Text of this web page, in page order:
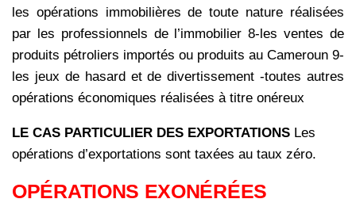
les opérations immobilières de toute nature réalisées
par les professionnels de l’immobilier 8-les ventes de
produits pétroliers importés ou produits au Cameroun 9-
les jeux de hasard et de divertissement -toutes autres
opérations économiques réalisées à titre onéreux
LE CAS PARTICULIER DES EXPORTATIONS Les
opérations d’exportations sont taxées au taux zéro.
OPÉRATIONS EXONÉRÉES